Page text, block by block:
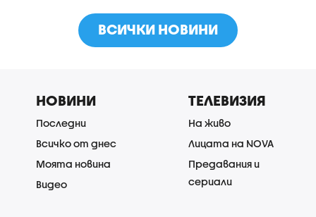
ВСИЧКИ НОВИНИ
НОВИНИ
Последни
Всичко от днес
Моята новина
Видео
ТЕЛЕВИЗИЯ
На живо
Лицата на NOVA
Предавания и
сериали